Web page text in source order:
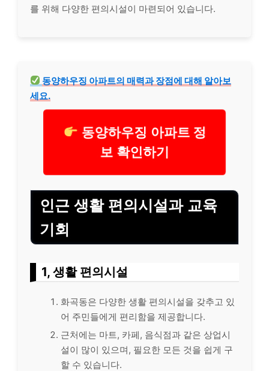
를 위해 다양한 편의시설이 마련되어 있습니다.
동양하우징 아파트의 매력과 장점에 대해 알아보
세요.
동양하우징 아파트 정
보 확인하기
인근 생활 편의시설과 교육
기회
1, 생활 편의시설
화곡동은 다양한 생활 편의시설을 갖추고 있
어 주민들에게 편리함을 제공합니다.
근처에는 마트, 카페, 음식점과 같은 상업시
설이 많이 있으며, 필요한 모든 것을 쉽게 구
할 수 있습니다.